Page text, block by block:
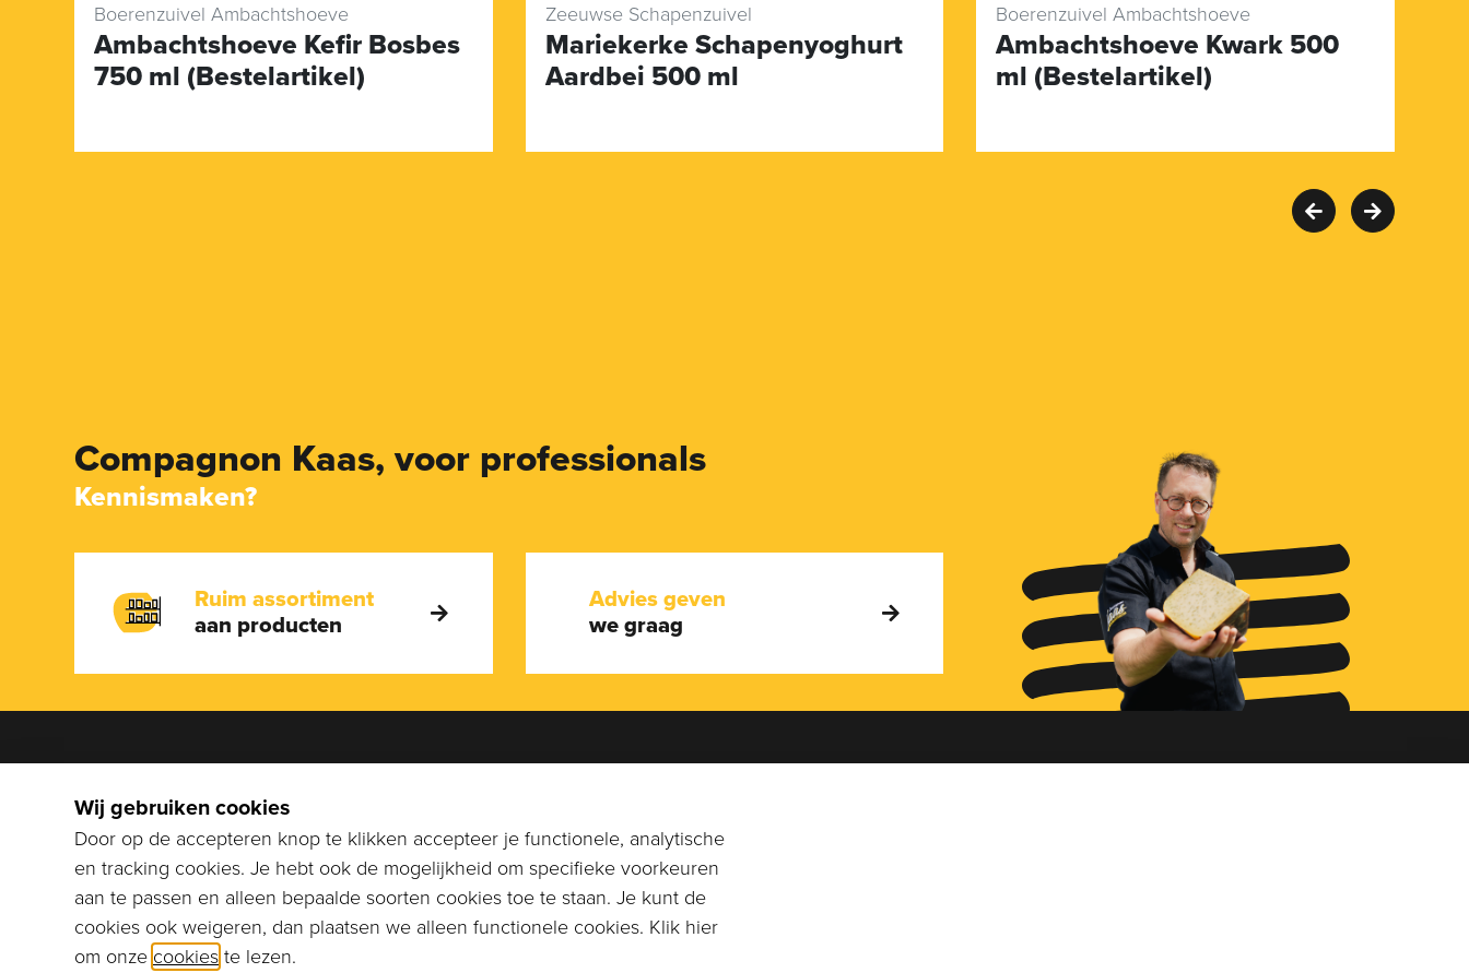
Boerenzuivel Ambachtshoeve
Ambachtshoeve Kefir Bosbes
750 ml (Bestelartikel)
Zeeuwse Schapenzuivel
Mariekerke Schapenyoghurt
Aardbei 500 ml
Boerenzuivel Ambachtshoeve
Ambachtshoeve Kwark 500
ml (Bestelartikel)
Compagnon Kaas,voor professionals
Kennismaken?
Ruim assortiment
aan producten
Advies geven
we graag
Bel naar0113-269896of
stuur een email naar
info@compagnonkaas.nl
Wij gebruiken cookies
Door op de accepteren knop te klikken accepteer je functionele, analytische
en tracking cookies. Je hebt ook de mogelijkheid om specifieke voorkeuren
aan te passen en alleen bepaalde soorten cookies toe te staan. Je kunt de
cookies ook weigeren, dan plaatsen we alleen functionele cookies. Klik hier
om onze cookies te lezen.